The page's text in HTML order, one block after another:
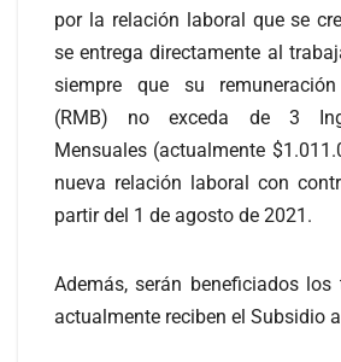
por la relación laboral que se
se entrega directamente al
siempre que su
(RMB) no exceda de 3
Mensuales (actualmente
nueva relación laboral con
partir del 1 de agosto de 2021.
Además, serán beneficiados los
actualmente reciben el Subsidio